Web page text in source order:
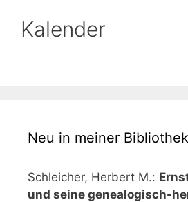
Kalender
Neu in meiner Bibliothek
Schleicher, Herbert M.:
und seine genealogisch-